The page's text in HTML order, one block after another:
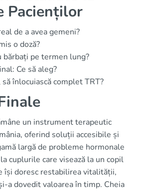
Pacienților
de a avea gemeni?
o doză?
bărbați pe termen lung?
Ce să aleg?
înlocuiască complet TRT?
un instrument terapeutic
oferind soluții accesibile și
largă de probleme hormonale
cuplurile care visează la un copil
își doresc restabilirea vitalității,
a dovedit valoarea în timp. Cheia